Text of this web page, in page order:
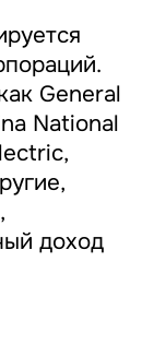
General
National
доход